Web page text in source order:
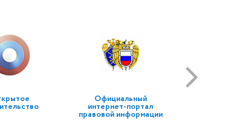
Официальный
интернет-портал
правовой информации